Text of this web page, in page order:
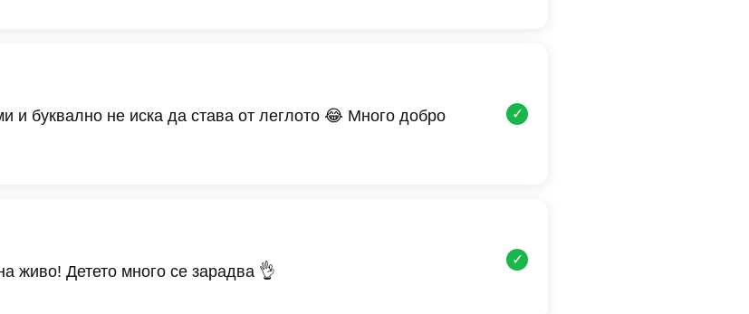
и буквално не иска да става от леглото 😂 Много добро
✓
живо! Детето много се зарадва 👌
✓